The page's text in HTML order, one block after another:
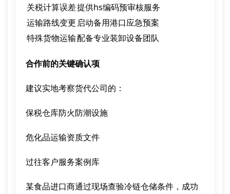
关税计算误差提供hs编码预审核服务
运输路线变更 启动备用港口应急预案
特殊货物运输配备专业装卸设备团队
合作前的关键确认项
建议实地考察货代公司的：
保税仓库防火防潮设施
危化品运输资质文件
过往客户服务案例库
某食品进口商通过现场查验冷链仓储条件，成功